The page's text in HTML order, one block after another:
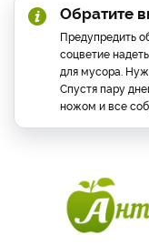
Обратите
Предупредить
соцветие
для мусора.
Спустя пару
ножом и все